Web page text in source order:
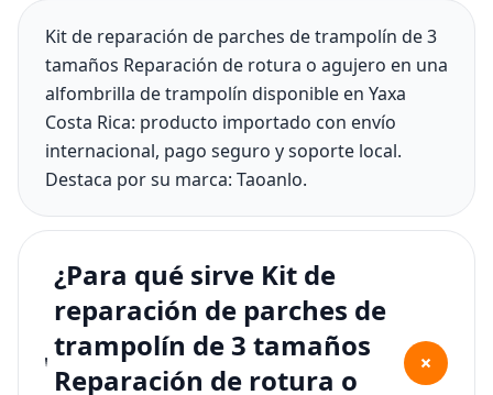
Kit de reparación de parches de trampolín de 3
tamaños Reparación de rotura o agujero en una
alfombrilla de trampolín disponible en Yaxa
Costa Rica: producto importado con envío
internacional, pago seguro y soporte local.
Destaca por su marca: Taoanlo.
¿Para qué sirve Kit de
reparación de parches de
trampolín de 3 tamaños
Reparación de rotura o
+